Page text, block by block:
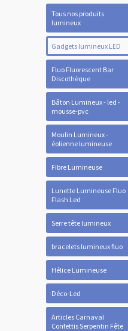
Tous nos produits
lumineux
Gadgets lumineux LED
Fluo Fluorescent Bar
Discothèque
Bâton Lumineux - led -
mousse-pvc
Moulin Lumineux -
éolienne lumineuse
Fibre Lumineuse
Lunette Lumineuse Fluo
Flash Led
Serre tête lumineux
bracelets lumineux fluo
Hélice Lumineuse
Déco-Led
Articles Carnaval
Confettis Serpentin Fête